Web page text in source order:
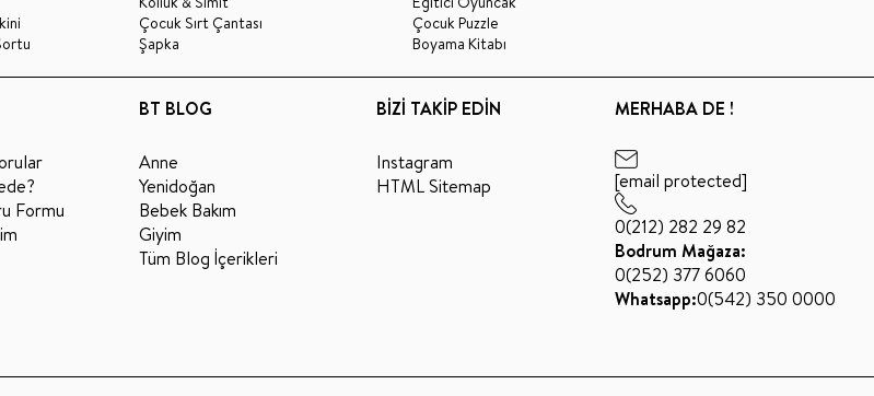
Çocuk Sırt Çantası
Şapka
Çocuk Puzzle
Boyama Kitabı
Formu
BT BLOG
Anne
Yenidoğan
Bebek Bakım
Giyim
Tüm Blog İçerikleri
BİZİ TAKİP EDİN
Instagram
HTML Sitemap
MERHABA DE !
[email protected]
0(212) 282 29 82
Bodrum Mağaza:
0(252) 377 6060
Whatsapp:0(542) 350 0000